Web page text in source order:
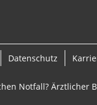
Datenschutz
Notfall? Ärztlicher